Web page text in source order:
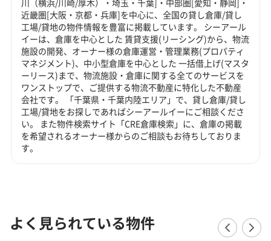
近畿圏[大阪・京都・兵庫]を中心に、全国の貸し倉庫/貸し
工場/貸地の物件情報を豊富に掲載しています。 シーアール
イーは、倉庫を中心とした 賃貸支援(リーシング)から、物流
施設の開発、オーナー様の倉庫運営・管理業務(プロパティ
マネジメント)、中小型倉庫を中心とした 一括借上げ(マスタ
ーリース)まで、物流施設・倉庫に関する全てのサービスを
ワンストップで、ご提供する物流不動産に特化した不動産
会社です。 「千葉県・千葉内陸エリア」で、貸し倉庫/貸し
工場/貸地をお探しであればシーアールイーにご相談くださ
い。 また物件検索サイト「CRE倉庫検索」に、倉庫の掲載
を希望されるオーナー様からのご相談もお待ちしておりま
す。
よく見られている物件